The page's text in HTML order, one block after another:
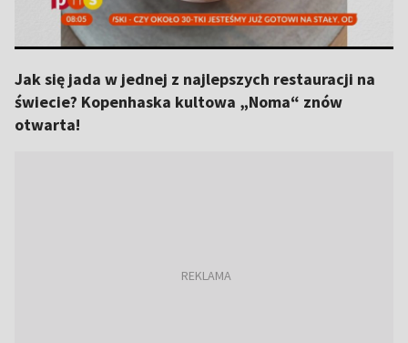
Jak się jada w jednej z najlepszych restauracji na
świecie? Kopenhaska kultowa „Noma“ znów
otwarta!